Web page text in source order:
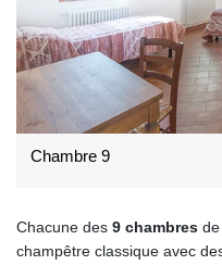
Chambre 9
Chacune des 9 chambres
champêtre classique avec